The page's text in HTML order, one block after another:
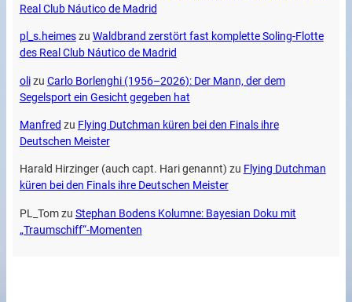
Real Club Náutico de Madrid
pl_s.heimeszu Waldbrand zerstört fast komplette Soling-Flotte
des Real Club Náutico de Madrid
olizu Carlo Borlenghi (1956–2026): Der Mann, der dem
Segelsport ein Gesicht gegeben hat
Manfred zu Flying Dutchman küren bei den Finals ihre
Deutschen Meister
Harald Hirzinger (auch capt. Hari genannt) zu Flying Dutchman
küren bei den Finals ihre Deutschen Meister
PL_Tomzu Stephan Bodens Kolumne: Bayesian Doku mit
„Traumschiff“-Momenten